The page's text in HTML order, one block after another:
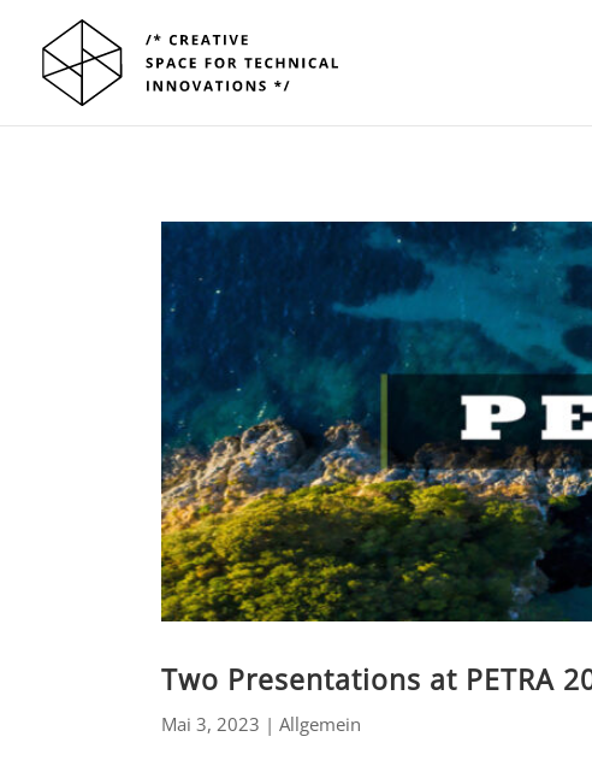
Two Presentations at PETRA
Mai 3, 2023 |Allgemein